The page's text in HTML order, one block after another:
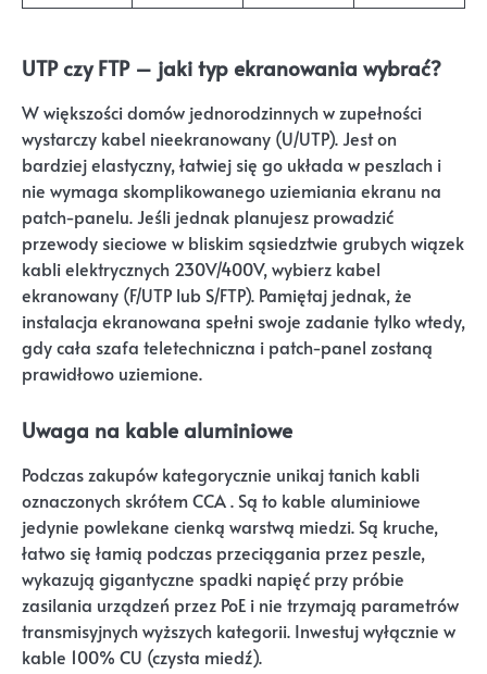
UTP czy FTP – jaki typ ekranowania wybrać?
W większości domów jednorodzinnych w zupełności
wystarczy kabel nieekranowany (U/UTP). Jest on
bardziej elastyczny, łatwiej się go układa w peszlach i
nie wymaga skomplikowanego uziemiania ekranu na
patch-panelu. Jeśli jednak planujesz prowadzić
przewody sieciowe w bliskim sąsiedztwie grubych wiązek
kabli elektrycznych 230V/400V, wybierz kabel
ekranowany (F/UTP lub S/FTP). Pamiętaj jednak, że
instalacja ekranowana spełni swoje zadanie tylko wtedy,
gdy cała szafa teletechniczna i patch-panel zostaną
prawidłowo uziemione.
Uwaga na kable aluminiowe
Podczas zakupów kategorycznie unikaj tanich kabli
oznaczonych skrótem CCA . Są to kable aluminiowe
jedynie powlekane cienką warstwą miedzi. Są kruche,
łatwo się łamią podczas przeciągania przez peszle,
wykazują gigantyczne spadki napięć przy próbie
zasilania urządzeń przez PoE i nie trzymają parametrów
transmisyjnych wyższych kategorii. Inwestuj wyłącznie w
kable 100% CU (czysta miedź).